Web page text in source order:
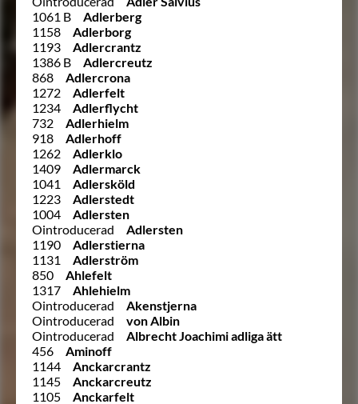
1061 B
Adlerberg
1158
Adlerborg
1193
Adlercrantz
1386 B
Adlercreutz
868
Adlercrona
1272
Adlerfelt
1234
Adlerflycht
732
Adlerhielm
918
Adlerhoff
1262
Adlerklo
1409
Adlermarck
1041
Adlersköld
1223
Adlerstedt
1004
Adlersten
Ointroducerad
Adlersten
1190
Adlerstierna
1131
Adlerström
850
Ahlefelt
1317
Ahlehielm
Ointroducerad
Akenstjerna
Ointroducerad
von Albin
Ointroducerad
Albrecht Joachimi adliga ätt
456
Aminoff
1144
Anckarcrantz
1145
Anckarcreutz
1105
Anckarfelt